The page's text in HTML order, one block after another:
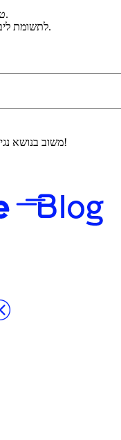
טופס זה נועד להזנת משוב בנושא נגישות בלבד.
לתשומת ליבכם – לא יינתן מענה לפניות בנושאים אחרים.
משוב בנושא נגישות נשלח בהצלחה, תודה על שיתוף הפעולה!